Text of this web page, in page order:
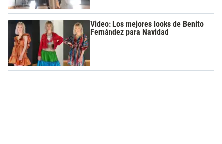
Video: Los mejores looks de Benito
Fernández para Navidad